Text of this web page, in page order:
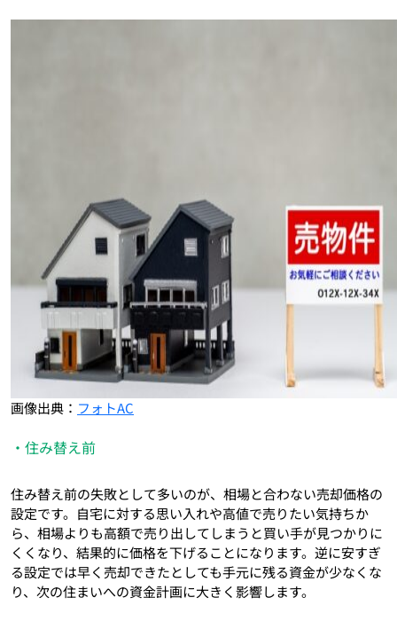
画像出典： フォトAC
・住み替え前
住み替え前の失敗として多いのが、相場と合わない売却価格の
設定です。自宅に対する思い入れや高値で売りたい気持ちか
ら、相場よりも高額で売り出してしまうと買い手が見つかりに
くくなり、結果的に価格を下げることになります。逆に安すぎ
る設定では早く売却できたとしても手元に残る資金が少なくな
り、次の住まいへの資金計画に大きく影響します。